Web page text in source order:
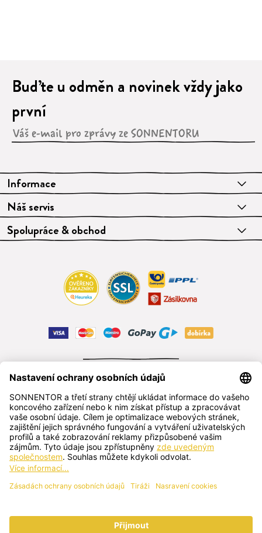
Informace
Náš servis
Spolupráce & obchod
Buďte u odměn a novinek vždy jako
první
čeština
SONNENTOR s.r.o.
Příhon 943, 696 15 Čejkovice, Česká republika
+420 518 362 687 sonnentor@sonnentor.cz